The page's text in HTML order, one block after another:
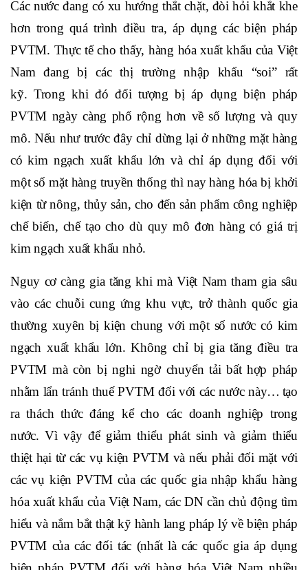
Các nước đang có xu hướng thắt chặt, đòi hỏi khắt khe
hơn trong quá trình điều tra, áp dụng các biện pháp
PVTM. Thực tế cho thấy, hàng hóa xuất khẩu của Việt
Nam đang bị các thị trường nhập khẩu “soi” rất
kỹ. Trong khi đó đối tượng bị áp dụng biện pháp
PVTM ngày càng phổ rộng hơn về số lượng và quy
mô. Nếu như trước đây chỉ dừng lại ở những mặt hàng
có kim ngạch xuất khẩu lớn và chỉ áp dụng đối với
một số mặt hàng truyền thống thì nay hàng hóa bị khởi
kiện từ nông, thủy sản, cho đến sản phẩm công nghiệp
chế biến, chế tạo cho dù quy mô đơn hàng có giá trị
kim ngạch xuất khẩu nhỏ.
Nguy cơ càng gia tăng khi mà Việt Nam tham gia sâu
vào các chuỗi cung ứng khu vực, trở thành quốc gia
thường xuyên bị kiện chung với một số nước có kim
ngạch xuất khẩu lớn. Không chỉ bị gia tăng điều tra
PVTM mà còn bị nghi ngờ chuyển tải bất hợp pháp
nhằm lẩn tránh thuế PVTM đối với các nước này… tạo
ra thách thức đáng kể cho các doanh nghiệp trong
nước.Vì vậy để giảm thiểu phát sinh và giảm thiểu
thiệt hại từ các vụ kiện PVTM và nếu phải đối mặt với
các vụ kiện PVTM của các quốc gia nhập khẩu hàng
hóa xuất khẩu của Việt Nam, các DN cần chủ động tìm
hiểu và nắm bắt thật kỹ hành lang pháp lý về biện pháp
PVTM của các đối tác (nhất là các quốc gia áp dụng